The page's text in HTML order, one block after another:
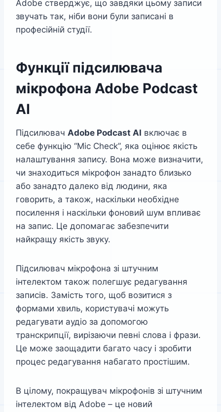
Adobe стверджує, що завдяки цьому записи
звучать так, ніби вони були записані в
професійній студії.
Функції підсилювача
мікрофона Adobe Podcast
AI
Підсилювач Adobe Podcast AI включає в
себе функцію “Mic Check”, яка оцінює якість
налаштування запису. Вона може визначити,
чи знаходиться мікрофон занадто близько
або занадто далеко від людини, яка
говорить, а також, наскільки необхідне
посилення і наскільки фоновий шум впливає
на запис. Це допомагає забезпечити
найкращу якість звуку.
Підсилювач мікрофона зі штучним
інтелектом також полегшує редагування
записів. Замість того, щоб возитися з
формами хвиль, користувачі можуть
редагувати аудіо за допомогою
транскрипції, вирізаючи певні слова і фрази.
Це може заощадити багато часу і зробити
процес редагування набагато простішим.
В цілому, покращувач мікрофонів зі штучним
інтелектом від Adobe – це новий